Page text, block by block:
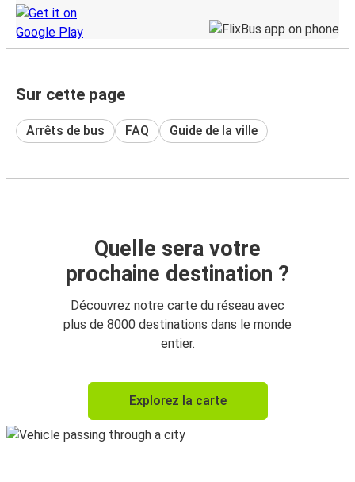
Sur cette page
Arrêts de bus FAQ Guide de la ville
Quelle sera votre
prochaine destination ?
Découvrez notre carte du réseau avec
plus de 8000 destinations dans le monde
entier.
Explorez la carte